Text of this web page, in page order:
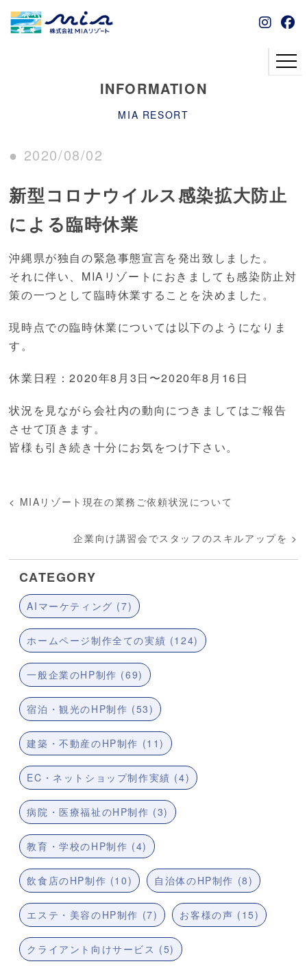
INFORMATION
MIA RESORT
● 2020/08/02
新型コロナウイルス感染拡大防止
による臨時休業
沖縄県が独自の緊急事態宣言を発出致しました。
それに伴い、MIAリゾートにおきましても感染防止対
策の一つとして臨時休業することを決めました。
現時点での臨時休業については以下のようになりま
す。
休業日程：2020年8月3日〜2020年8月16日
状況を見ながら会社内の動向につきましてはご報告
させて頂きます。
皆様も引き続き十分にお気をつけ下さい。
< MIAリゾート現在の業務ご依頼状況について
企業向け講習会でスタッフのスキルアップを >
CATEGORY
AIマーケティング (7)
ホームページ制作全ての実績 (124)
一般企業のHP制作 (69)
宿泊・観光のHP制作 (53)
建築・不動産のHP制作 (11)
EC・ネットショップ制作実績 (4)
病院・医療福祉のHP制作 (3)
教育・学校のHP制作 (4)
飲食店のHP制作 (10) 自治体のHP制作 (8)
エステ・美容のHP制作 (7) お客様の声 (15)
クライアント向けサービス (5)